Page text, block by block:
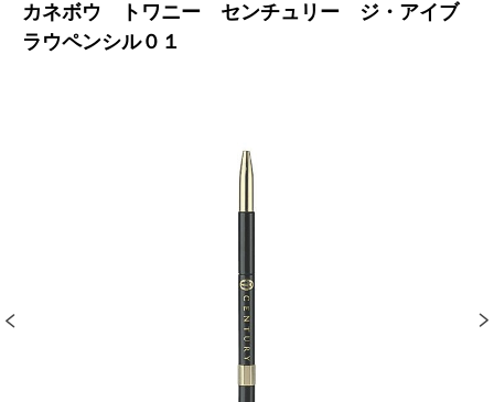
カネボウ トワニー センチュリー ジ・アイブ
ラウペンシル０１